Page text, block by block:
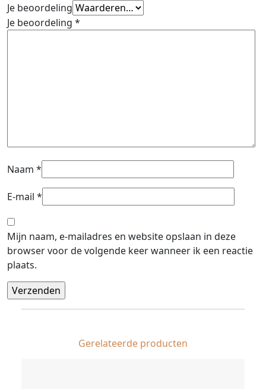
Je beoordeling
Je beoordeling *
Naam *
E-mail *
Mijn naam, e-mailadres en website opslaan in deze
browser voor de volgende keer wanneer ik een reactie
plaats.
Gerelateerde producten